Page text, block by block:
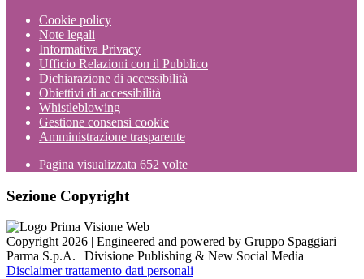
Cookie policy
Note legali
Informativa Privacy
Ufficio Relazioni con il Pubblico
Dichiarazione di accessibilità
Obiettivi di accessibilità
Whistleblowing
Gestione consensi cookie
Amministrazione trasparente
Pagina visualizzata 652 volte
Sezione Copyright
Copyright 2026 | Engineered and powered by Gruppo Spaggiari
Parma S.p.A. | Divisione Publishing & New Social Media
Disclaimer trattamento dati personali